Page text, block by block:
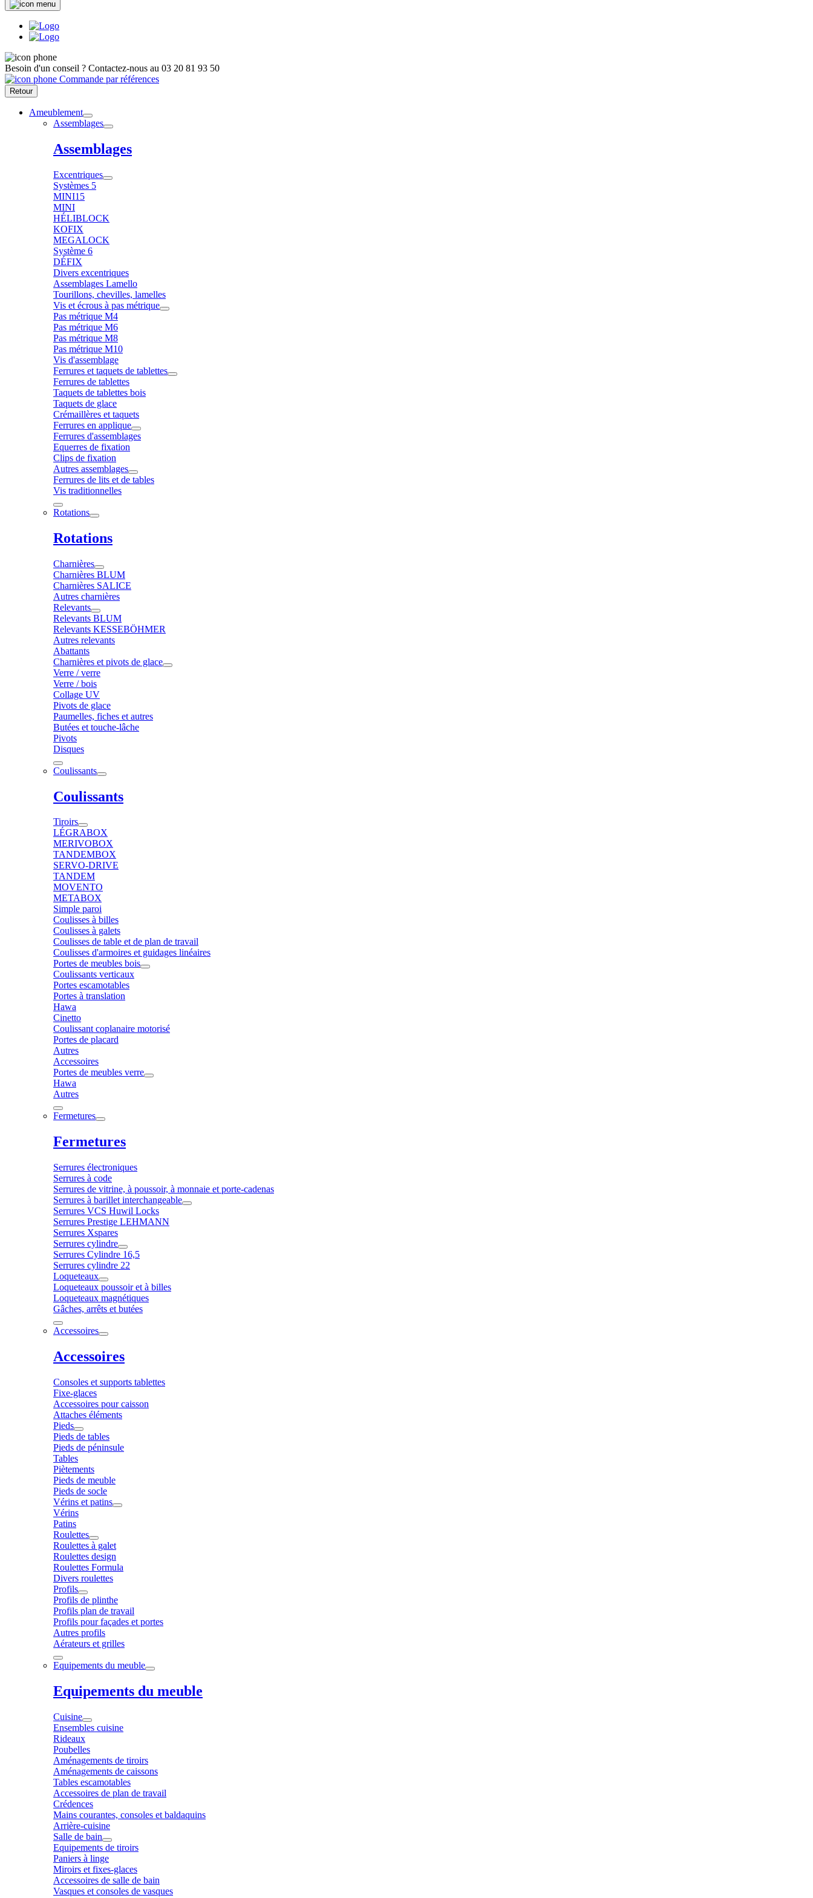
Besoin d'un conseil ? Contactez-nous au 03 20 81 93 50
Commande par références
Retour
Ameublement
Assemblages
Assemblages
Excentriques
Systèmes 5
MINI15
MINI
HÉLIBLOCK
KOFIX
MEGALOCK
Système 6
DÉFIX
Divers excentriques
Assemblages Lamello
Tourillons, chevilles, lamelles
Vis et écrous à pas métrique
Pas métrique M4
Pas métrique M6
Pas métrique M8
Pas métrique M10
Vis d'assemblage
Ferrures et taquets de tablettes
Ferrures de tablettes
Taquets de tablettes bois
Taquets de glace
Crémaillères et taquets
Ferrures en applique
Ferrures d'assemblages
Equerres de fixation
Clips de fixation
Autres assemblages
Ferrures de lits et de tables
Vis traditionnelles
Rotations
Rotations
Charnières
Charnières BLUM
Charnières SALICE
Autres charnières
Relevants
Relevants BLUM
Relevants KESSEBÖHMER
Autres relevants
Abattants
Charnières et pivots de glace
Verre / verre
Verre / bois
Collage UV
Pivots de glace
Paumelles, fiches et autres
Butées et touche-lâche
Pivots
Disques
Coulissants
Coulissants
Tiroirs
LÉGRABOX
MERIVOBOX
TANDEMBOX
SERVO-DRIVE
TANDEM
MOVENTO
METABOX
Simple paroi
Coulisses à billes
Coulisses à galets
Coulisses de table et de plan de travail
Coulisses d'armoires et guidages linéaires
Portes de meubles bois
Coulissants verticaux
Portes escamotables
Portes à translation
Hawa
Cinetto
Coulissant coplanaire motorisé
Portes de placard
Autres
Accessoires
Portes de meubles verre
Hawa
Autres
Fermetures
Fermetures
Serrures électroniques
Serrures à code
Serrures de vitrine, à poussoir, à monnaie et porte-cadenas
Serrures à barillet interchangeable
Serrures VCS Huwil Locks
Serrures Prestige LEHMANN
Serrures Xspares
Serrures cylindre
Serrures Cylindre 16,5
Serrures cylindre 22
Loqueteaux
Loqueteaux poussoir et à billes
Loqueteaux magnétiques
Gâches, arrêts et butées
Accessoires
Accessoires
Consoles et supports tablettes
Fixe-glaces
Accessoires pour caisson
Attaches éléments
Pieds
Pieds de tables
Pieds de péninsule
Tables
Piètements
Pieds de meuble
Pieds de socle
Vérins et patins
Vérins
Patins
Roulettes
Roulettes à galet
Roulettes design
Roulettes Formula
Divers roulettes
Profils
Profils de plinthe
Profils plan de travail
Profils pour façades et portes
Autres profils
Aérateurs et grilles
Equipements du meuble
Equipements du meuble
Cuisine
Ensembles cuisine
Rideaux
Poubelles
Aménagements de tiroirs
Aménagements de caissons
Tables escamotables
Accessoires de plan de travail
Crédences
Mains courantes, consoles et baldaquins
Arrière-cuisine
Salle de bain
Equipements de tiroirs
Paniers à linge
Miroirs et fixes-glaces
Accessoires de salle de bain
Vasques et consoles de vasques